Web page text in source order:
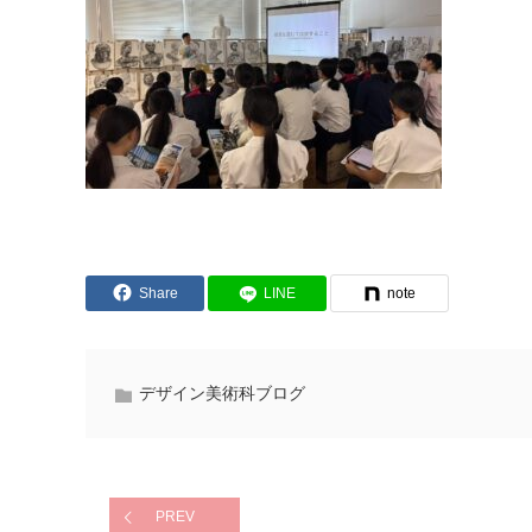
Share LINE note
デザイン美術科ブログ
PREV